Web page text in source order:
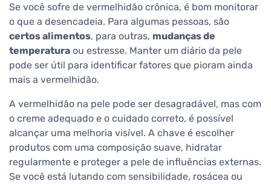
Se você sofre de vermelhidão crônica, é bom monitorar
o que a desencadeia. Para algumas pessoas, são
certos alimentos, para outras, mudanças de
temperatura ou estresse. Manter um diário da pele
pode ser útil para identificar fatores que pioram ainda
mais a vermelhidão.
A vermelhidão na pele pode ser desagradável, mas com
o creme adequado e o cuidado correto, é possível
alcançar uma melhoria visível. A chave é escolher
produtos com uma composição suave, hidratar
regularmente e proteger a pele de influências externas.
Se você está lutando com sensibilidade, rosácea ou